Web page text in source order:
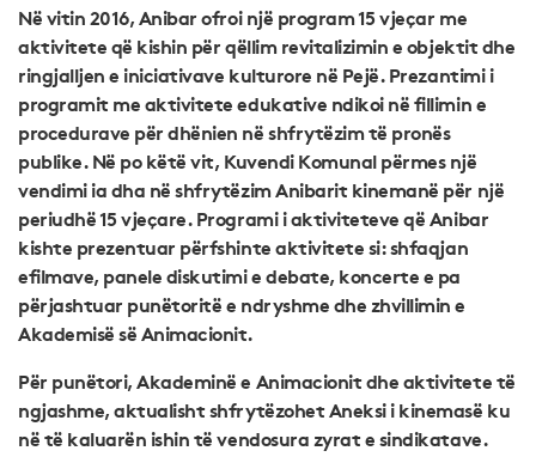
Në vitin 2016, Anibar ofroi një program 15 vjeçar me
aktivitete që kishin për qëllim revitalizimin e objektit dhe
ringjalljen e iniciativave kulturore në Pejë. Prezantimi i
programit me aktivitete edukative ndikoi në fillimin e
procedurave për dhënien në shfrytëzim të pronës
publike. Në po këtë vit, Kuvendi Komunal përmes një
vendimi ia dha në shfrytëzim Anibarit kinemanë për një
periudhë 15 vjeçare. Programi i aktiviteteve që Anibar
kishte prezentuar përfshinte aktivitete si: shfaqjan
efilmave, panele diskutimi e debate, koncerte e pa
përjashtuar punëtoritë e ndryshme dhe zhvillimin e
Akademisë së Animacionit.
Për punëtori, Akademinë e Animacionit dhe aktivitete të
ngjashme, aktualisht shfrytëzohet Aneksi i kinemasë ku
në të kaluarën ishin të vendosura zyrat e sindikatave.